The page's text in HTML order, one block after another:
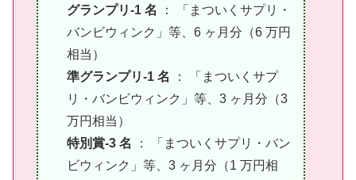
グランプリ-1 名
： 「まついくサプリ・
バンビウィンク」等、6 ヶ月分（6 万円
相当）
準グランプリ-1 名
： 「まついくサプ
リ・バンビウィンク」等、3 ヶ月分（3
万円相当）
特別賞-3 名
： 「まついくサプリ・バン
ビウィンク」等、3 ヶ月分（1 万円相